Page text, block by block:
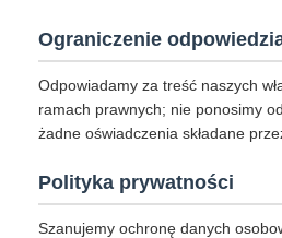
Ograniczenie
Odpowiadamy za treść naszych
ramach prawnych; nie ponosimy
żadne oświadczenia składane
Polityka prywatności
Szanujemy ochronę danych